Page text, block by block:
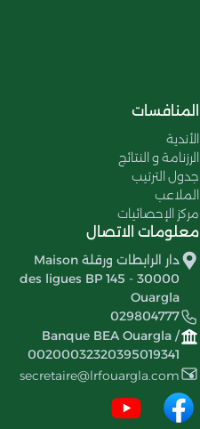
المنافسات
الأندية
الرزنامة و النتائج
جدول الترتيب
الملاعب
مركز الإحصائيات
معلومات الاتصال
دار الرابطات ورقلة Maison
des ligues BP 145 - 30000
Ouargla
029804777
Banque BEA Ouargla /
00200032320395019341
secretaire@lrfouargla.com